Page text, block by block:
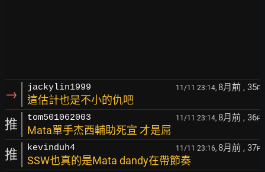
→ jackylin1999 11/11 23:14, 8月前 , 35F
這估計也是不小的仇吧
推 tom501062003 11/11 23:14, 8月前 , 36F
Mata單手杰西輔助死宣 才是屌
推 kevinduh4 11/11 23:16, 8月前 , 37F
SSW也真的是Mata dandy在帶節奏